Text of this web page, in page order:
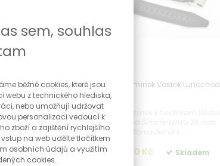
řemínek Vostok
k hodinkám
Šířka řemínku 25
mm ...
Skladem
Kožený řemínek Vostok Lunochod
Kožený řemínek k hodinkám Vostok
Lunokhod Šířka řemínku 25 mm
1 450 Kč Skladem
sem, souhlas
běžné cookies, které jsou
webu z technického hlediska,
nebo umožňují udržovat
personalizaci vedoucí k
zboží a zajištění rychlejšího
na web udělte tlačítkem
osobních údajů a využitím
cookies.